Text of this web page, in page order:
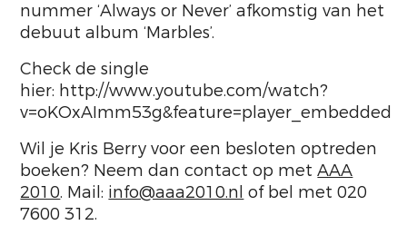
nummer ‘Always or Never’ afkomstig van het
debuut album ‘Marbles’.
Check de single
hier: http://www.youtube.com/watch?
v=oKOxAImm53g&feature=player_embedded
Wil je Kris Berry voor een besloten optreden
boeken? Neem dan contact op metAAA
2010. Mail: info@aaa2010.nl of bel met 020
7600 312.